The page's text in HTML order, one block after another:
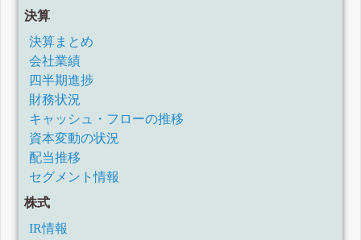
決算
決算まとめ
会社業績
四半期進捗
財務状況
キャッシュ・フローの推移
資本変動の状況
配当推移
セグメント情報
株式
IR情報